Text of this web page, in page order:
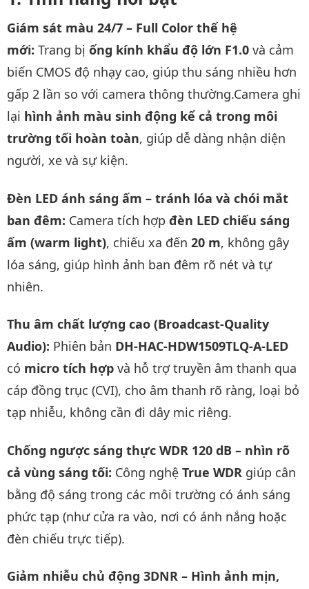
Giám sát màu 24/7 – Full Color thế hệ
mới: Trang bị ống kính khẩu độ lớn F1.0 và cảm
biến CMOS độ nhạy cao, giúp thu sáng nhiều hơn
gấp 2 lần so với camera thông thường.Camera ghi
lại hình ảnh màu sinh động kể cả trong môi
trường tối hoàn toàn, giúp dễ dàng nhận diện
người, xe và sự kiện.
Đèn LED ánh sáng ấm – tránh lóa và chói mắt
ban đêm: Camera tích hợp đèn LED chiếu sáng
ấm (warm light), chiếu xa đến 20 m, không gây
lóa sáng, giúp hình ảnh ban đêm rõ nét và tự
nhiên.
Thu âm chất lượng cao (Broadcast-Quality
Audio): Phiên bản DH-HAC-HDW1509TLQ-A-LED
có micro tích hợp và hỗ trợ truyền âm thanh qua
cáp đồng trục (CVI), cho âm thanh rõ ràng, loại bỏ
tạp nhiễu, không cần đi dây mic riêng.
Chống ngược sáng thực WDR 120 dB – nhìn rõ
cả vùng sáng tối: Công nghệ True WDR giúp cân
bằng độ sáng trong các môi trường có ánh sáng
phức tạp (như cửa ra vào, nơi có ánh nắng hoặc
đèn chiếu trực tiếp).
Giảm nhiễu chủ động 3DNR – Hình ảnh mịn,